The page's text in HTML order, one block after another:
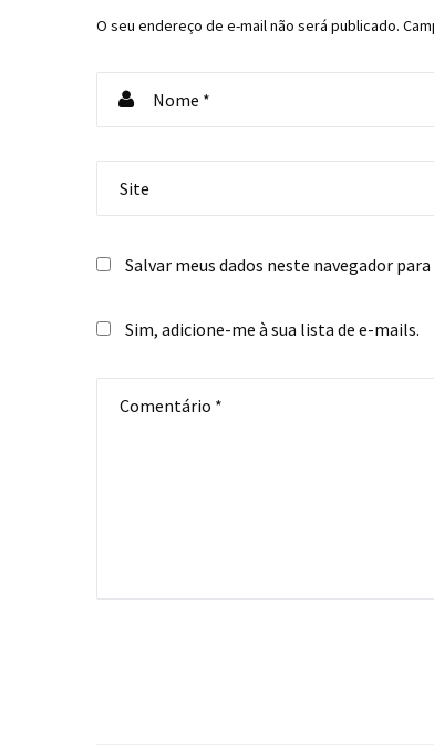
O seu endereço de e-mail não será publicado.
Salvar meus dados neste navegador
Sim, adicione-me à sua lista de e-mails.